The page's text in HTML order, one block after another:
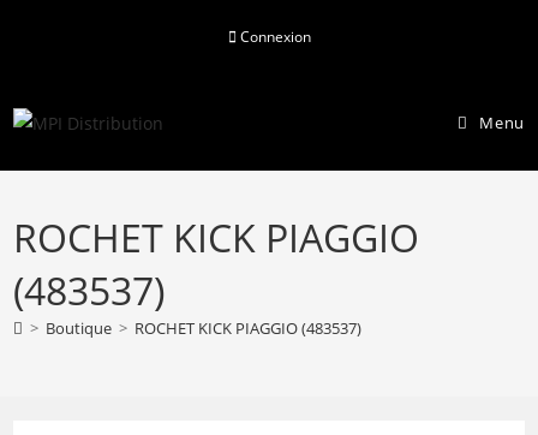
Connexion
Menu
ROCHET KICK PIAGGIO
(483537)
> Boutique > ROCHET KICK PIAGGIO (483537)